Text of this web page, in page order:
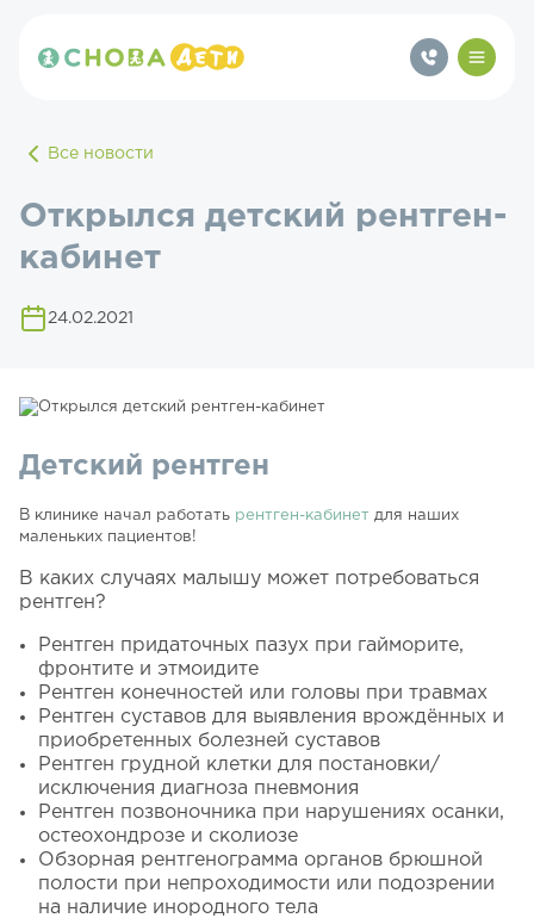
Все новости
Открылся детский рентген-
кабинет
24.02.2021
Детский рентген
В клинике начал работать рентген-кабинет для наших
маленьких пациентов!
В каких случаях малышу может потребоваться
рентген?
Рентген придаточных пазух при гайморите,
фронтите и этмоидите
Рентген конечностей или головы при травмах
Рентген суставов для выявления врождённых и
приобретенных болезней суставов
Рентген грудной клетки для постановки/
исключения диагноза пневмония
Рентген позвоночника при нарушениях осанки,
остеохондрозе и сколиозе
Обзорная рентгенограмма органов брюшной
полости при непроходимости или подозрении
на наличие инородного тела